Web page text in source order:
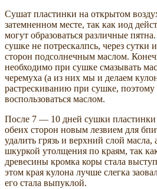
Сушат пластинки на открытом
затемненном месте, так как иод
могут образоваться различные
сушке не потрескалпсь, через сутки
сторон подсолнечным маслом.
необходимо при сушке смазывать
черемуха (а из них мы и делаем
растрескиванию при сушке, поэтому
воспользоваться маслом.
После 7 — 10 дней сушки пластинки
обеих сторон новым лезвием для
удалить грязь и верхний слой
шкуркой утолщения по краям, так
древесины кромка коры стала
этом края кулона лучше слегка
его стала выпуклой.